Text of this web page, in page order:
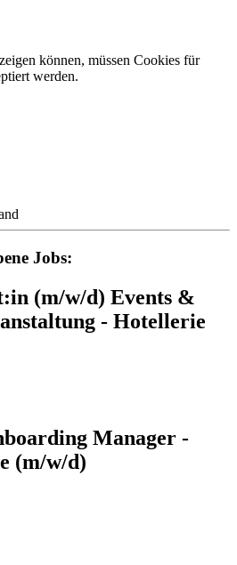
können, müssen Cookies für
werden.
Jobs:
(m/w/d) Events &
- Hotellerie
Manager -
(m/w/d)